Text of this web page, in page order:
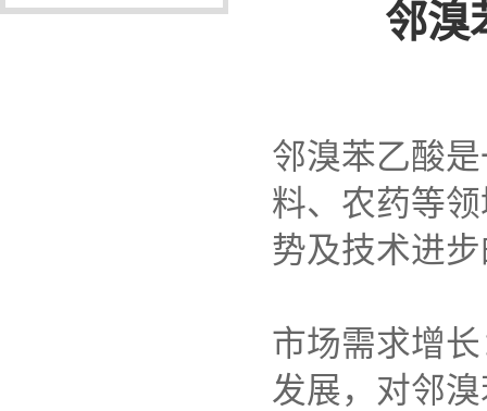
邻溴
邻溴苯乙酸
料、农药等
势及技术进
市场需求增
发展，对邻